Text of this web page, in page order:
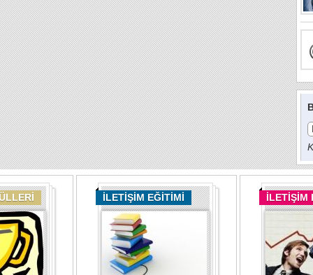
İLETİŞİM EĞİTİMİ İLETİŞİM